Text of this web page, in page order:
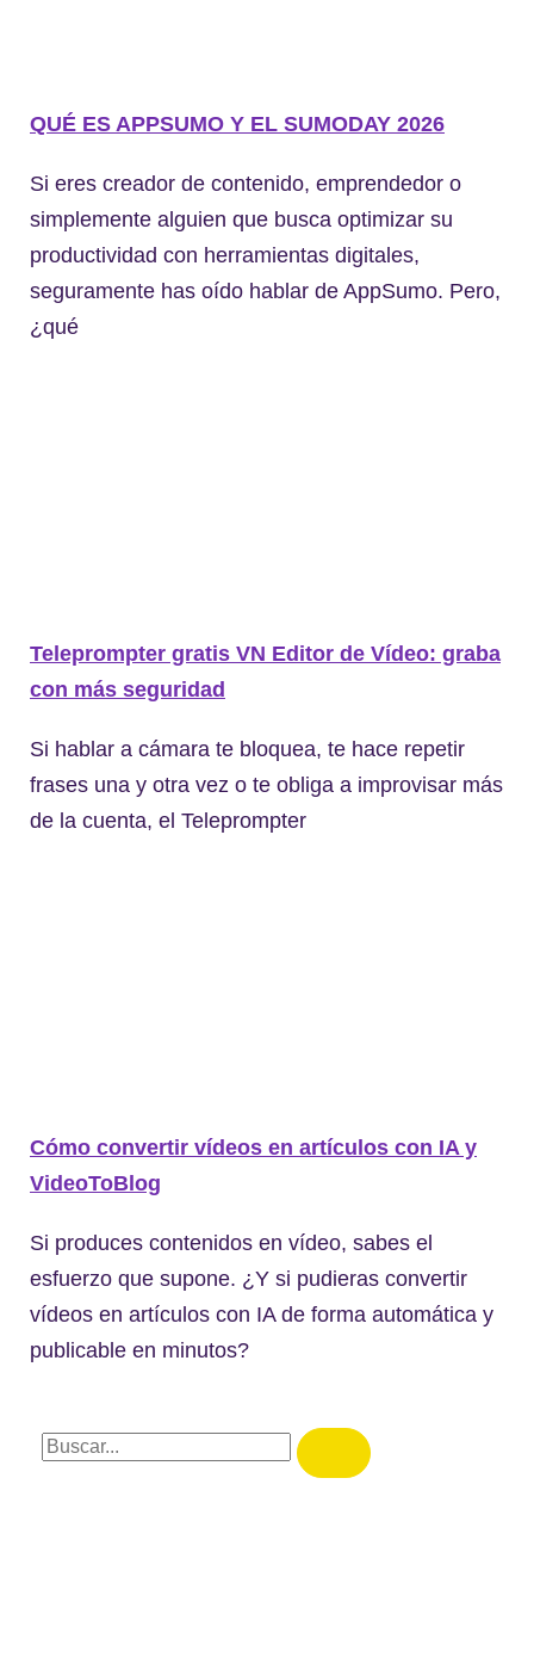
QUÉ ES APPSUMO Y EL SUMODAY 2026
Si eres creador de contenido, emprendedor o
simplemente alguien que busca optimizar su
productividad con herramientas digitales,
seguramente has oído hablar de AppSumo. Pero,
¿qué
Teleprompter gratis VN Editor de Vídeo: graba
con más seguridad
Si hablar a cámara te bloquea, te hace repetir
frases una y otra vez o te obliga a improvisar más
de la cuenta, el Teleprompter
Cómo convertir vídeos en artículos con IA y
VideoToBlog
Si produces contenidos en vídeo, sabes el
esfuerzo que supone. ¿Y si pudieras convertir
vídeos en artículos con IA de forma automática y
publicable en minutos?